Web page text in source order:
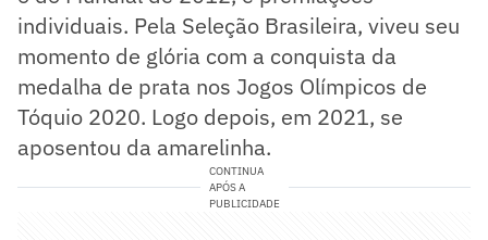
individuais. Pela Seleção Brasileira, viveu seu
momento de glória com a conquista da
medalha de prata nos Jogos Olímpicos de
Tóquio 2020. Logo depois, em 2021, se
aposentou da amarelinha.
CONTINUA
APÓS A
PUBLICIDADE